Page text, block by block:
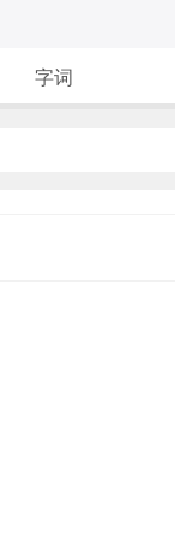
字词